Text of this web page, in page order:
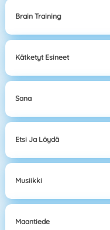
Brain Training
Kätketyt Esineet
Sana
Etsi Ja Löydä
Musiikki
Maantiede